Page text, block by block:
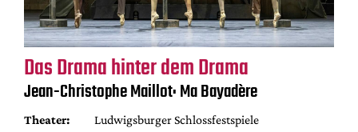
Das Drama hinter dem Drama
Jean-Christophe Maillot: Ma Bayadère
Theater:
Ludwigsburger Schlossfestspiele